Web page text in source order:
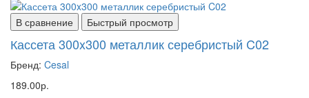
В сравнение Быстрый просмотр
Кассета 300x300 металлик серебристый C02
Бренд: Cesal
189.00р.